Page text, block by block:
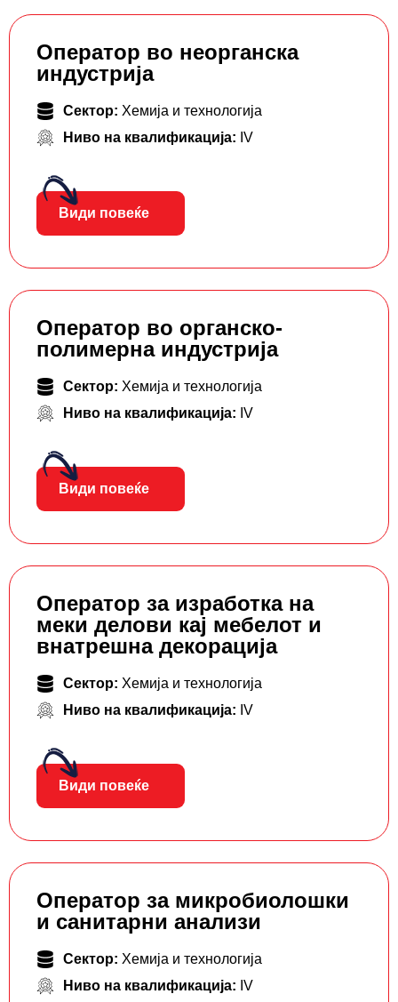
Оператор во неорганска
индустрија
Сектор: Хемија и технологија
Ниво на квалификација: IV
Види повеќе
Оператор во органско-
полимерна индустрија
Сектор: Хемија и технологија
Ниво на квалификација: IV
Види повеќе
Оператор за изработка на
меки делови кај мебелот и
внатрешна декорација
Сектор: Хемија и технологија
Ниво на квалификација: IV
Види повеќе
Оператор за микробиолошки
и санитарни анализи
Сектор: Хемија и технологија
Ниво на квалификација: IV